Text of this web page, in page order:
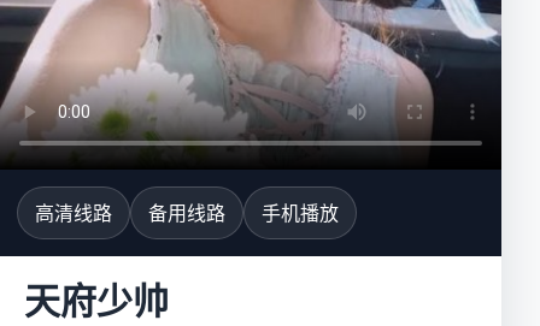
高清线路 备用线路 手机播放
天府少帅